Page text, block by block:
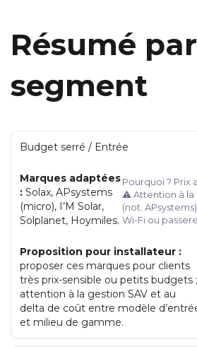
Résumé par
segment
Budget serré / Entrée
Marques adaptées
: Solax, APsystems
(micro), I’M Solar,
Solplanet, Hoymiles.
Pourquoi ? Prix
⚠️ Attention à
(not.
Wi-Fi ou
Proposition pour installateur :
proposer ces marques pour clients
très prix-sensible ou petits budgets ;
attention à la gestion SAV et au
delta de coût entre modèle
et milieu de gamme.